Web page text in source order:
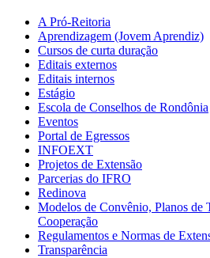
A Pró-Reitoria
Aprendizagem (Jovem Aprendiz)
Cursos de curta duração
Editais externos
Editais internos
Estágio
Escola de Conselhos de Rondônia
Eventos
Portal de Egressos
INFOEXT
Projetos de Extensão
Parcerias do IFRO
Redinova
Modelos de Convênio, Planos de
Cooperação
Regulamentos e Normas de
Transparência